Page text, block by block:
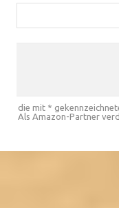
die mit *
Als Amazon-Partner